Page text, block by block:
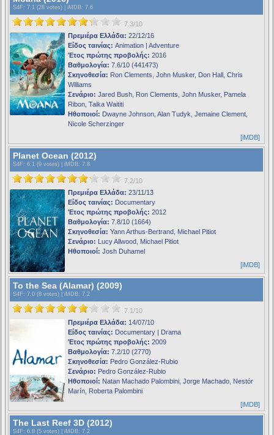
S4F : 7.1 (28 votes) | iMDB: 7.6
7.3/10
Πρεμιέρα Ελλάδα: 22/12/16
Είδος ταινίας: Animation | Adventure
Έτος πρώτης προβολής: 2016
Βαθμολογία: 7.6/10 (441473)
Σκηνοθεσία: Ron Clements, John Musker, Don Hall, Chris
Williams
Σενάριο: Jared Bush, Ron Clements, John Musker, Pamela
Ribon, Taika Waititi
Ηθοποιοί: Dwayne Johnson, Alan Tudyk, Jemaine Clement,
Nicole Scherzinger
[iMDB]
Planet Ocean (2012)
S4F : 6.1 (9 votes) | iMDB: 7.8
7.2/10
Πρεμιέρα Ελλάδα: 23/11/13
Είδος ταινίας: Documentary
Έτος πρώτης προβολής: 2012
Βαθμολογία: 7.8/10 (1664)
Σκηνοθεσία: Yann Arthus-Bertrand, Michael Pitiot
Σενάριο: Lucy Allwood, Michael Pitiot
Ηθοποιοί: Josh Duhamel
[iMDB]
To the Sea (Alamar) (2009)
S4F : 7.0 (8 votes) | iMDB: 7.2
7.1/10
Πρεμιέρα Ελλάδα: 14/07/10
Είδος ταινίας: Documentary | Drama
Έτος πρώτης προβολής: 2009
Βαθμολογία: 7.2/10 (2770)
Σκηνοθεσία: Pedro González-Rubio
Σενάριο: Pedro González-Rubio
Ηθοποιοί: Natan Machado Palombini, Jorge Machado, Nestór
Marín, Roberta Palombini
[iMDB]
The Last Reef 3D (2012)
S4F : 6.8 (5 votes) | iMDB: 7.2